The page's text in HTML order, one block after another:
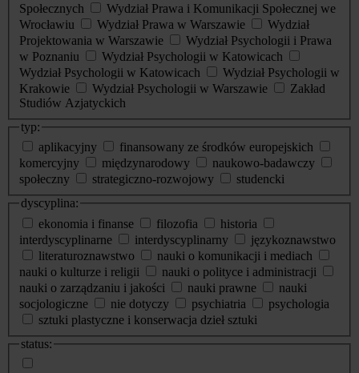
Społecznych
Wydział Prawa i Komunikacji Społecznej we
Wrocławiu
Wydział Prawa w Warszawie
Wydział
Projektowania w Warszawie
Wydział Psychologii i Prawa
w Poznaniu
Wydział Psychologii w Katowicach
Wydział Psychologii w Katowicach
Wydział Psychologii w
Krakowie
Wydział Psychologii w Warszawie
Zakład
Studiów Azjatyckich
typ:
aplikacyjny
finansowany ze środków europejskich
komercyjny
międzynarodowy
naukowo-badawczy
społeczny
strategiczno-rozwojowy
studencki
dyscyplina:
ekonomia i finanse
filozofia
historia
interdyscyplinarne
interdyscyplinarny
językoznawstwo
literaturoznawstwo
nauki o komunikacji i mediach
nauki o kulturze i religii
nauki o polityce i administracji
nauki o zarządzaniu i jakości
nauki prawne
nauki
socjologiczne
nie dotyczy psychiatria
psychologia
sztuki plastyczne i konserwacja dzieł sztuki
status: